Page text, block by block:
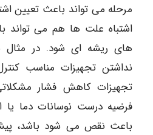
مرحله می تواند باعث تعیین
اشتباه علت ها هم می تواند
های ریشه ای شود. در
نداشتن تجهیزات مناسب
تجهیزات کاهش فشار
فرضیه درست نوسانات دما یا
باعث نقص می شود باشد،